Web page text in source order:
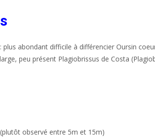
abondant difficile à différencier Oursin
peu présent Plagiobrissus de Costa
observé entre 5m et 15m)